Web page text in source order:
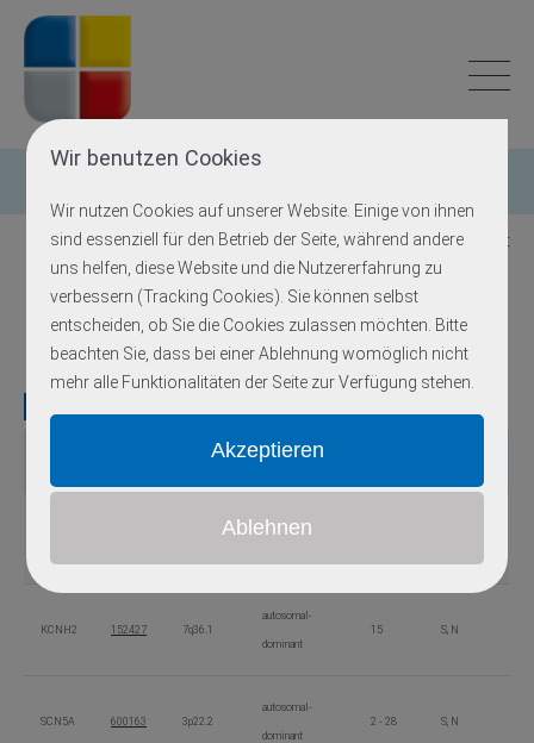
Wir benutzen Cookies
Wir nutzen Cookies auf unserer Website. Einige von ihnen
sind essenziell für den Betrieb der Seite, während andere
uns helfen, diese Website und die Nutzererfahrung zu
verbessern (Tracking Cookies). Sie können selbst
entscheiden, ob Sie die Cookies zulassen möchten. Bitte
beachten Sie, dass bei einer Ablehnung womöglich nicht
mehr alle Funktionalitäten der Seite zur Verfügung stehen.
Zurück zur Übersicht
Long QT Syndrom
Locus Erbgang
autosomal-
KCNH2 152427 7q36.1
autosomal-
dominant
15 S, N
SCN5A 600163 3p22.2
autosomal-
dominant
2 - 28 S, N